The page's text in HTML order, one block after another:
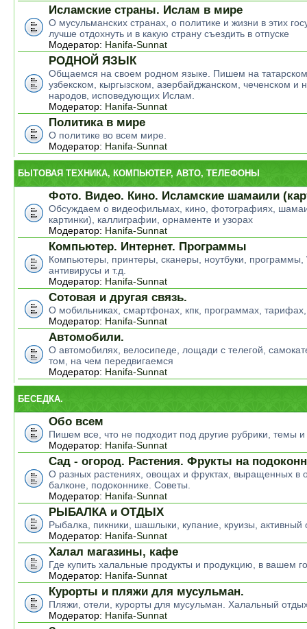
Исламские страны. Ислам в мире
О мусульманских странах, о политике и жизни в этих
лучше отдохнуть и в какую страну съездить в отпуске
Модератор: Hanifa-Sunnat
РОДНОЙ ЯЗЫК
Общаемся на своем родном языке. Пишем на
узбекском, кыргызском, азербайджанском, чеченском и
народов, исповедующих Ислам.
Модератор: Hanifa-Sunnat
Политика в мире
О политике во всем мире.
Модератор: Hanifa-Sunnat
БЫТОВАЯ ТЕХНИКА, КОМПЬЮТЕР, АВТО, ТЕЛЕФОНЫ
Фото. Видео. Кино. Исламские шамаили
Обсуждаем о видеофильмах, кино, фотографиях,
картинки), каллиграфии, орнаменте и узорах
Модератор: Hanifa-Sunnat
Компьютер. Интернет. Программы
Компьютеры, принтеры, сканеры, ноутбуки, программы,
антивирусы и т.д.
Модератор: Hanifa-Sunnat
Сотовая и другая связь.
О мобильниках, смартфонах, кпк, программах, тарифах,
Модератор: Hanifa-Sunnat
Автомобили.
О автомобилях, велосипеде, лощади с телегой,
том, на чем передвигаемся
Модератор: Hanifa-Sunnat
БЕСЕДКА.
Обо всем
Пишем все, что не подходит под другие рубрики, темы
Модератор: Hanifa-Sunnat
Сад - огород. Растения. Фрукты на
О разных растениях, овощах и фруктах, выращенных в
балконе, подоконнике. Советы.
Модератор: Hanifa-Sunnat
РЫБАЛКА и ОТДЫХ
Рыбалка, пикники, шашлыки, купание, круизы, активный
Модератор: Hanifa-Sunnat
Халал магазины, кафе
Где купить халальные продукты и продукцию, в вашем
Модератор: Hanifa-Sunnat
Курорты и пляжи для мусульман.
Пляжи, отели, курорты для мусульман. Халальный
Модератор: Hanifa-Sunnat